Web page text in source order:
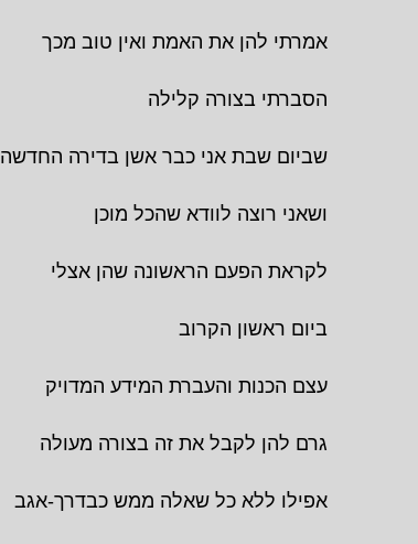
אמרתי להן את האמת ואין טוב מכך
הסברתי בצורה קלילה
שביום שבת אני כבר אשן בדירה החדשה
ושאני רוצה לוודא שהכל מוכן
לקראת הפעם הראשונה שהן אצלי
ביום ראשון הקרוב
עצם הכנות והעברת המידע המדויק
גרם להן לקבל את זה בצורה מעולה
אפילו ללא כל שאלה ממש כבדרך-אגב